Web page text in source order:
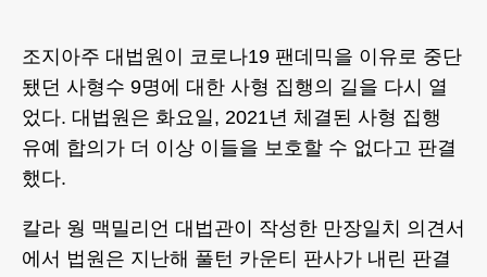
조지아주 대법원이 코로나19 팬데믹을 이유로 중단
됐던 사형수 9명에 대한 사형 집행의 길을 다시 열
었다. 대법원은 화요일, 2021년 체결된 사형 집행
유예 합의가 더 이상 이들을 보호할 수 없다고 판결
했다.
칼라 웡 맥밀리언 대법관이 작성한 만장일치 의견서
에서 법원은 지난해 풀턴 카운티 판사가 내린 판결